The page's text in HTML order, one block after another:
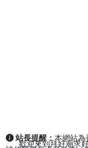
站長提醒：本網站為
歡迎來到拜好廟求